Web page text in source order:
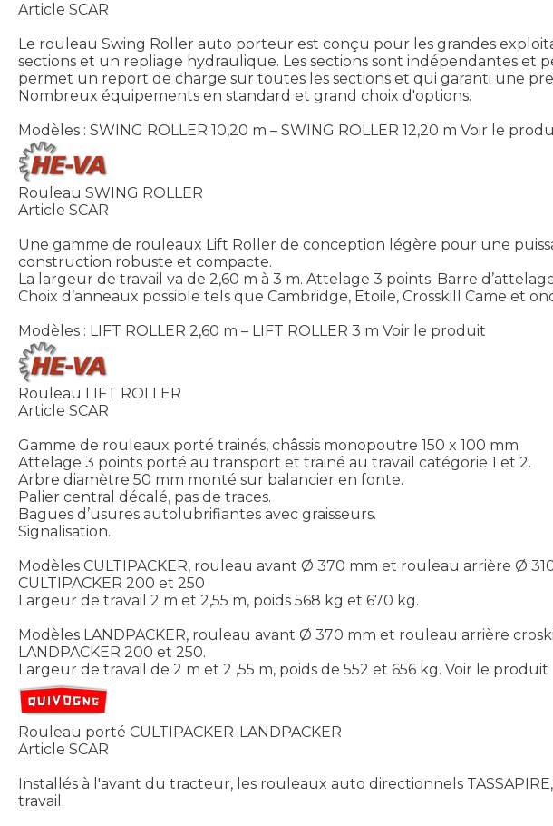
Article SCAR
Le rouleau Swing Roller auto porteur est conçu pour les grandes
sections et un repliage hydraulique. Les sections sont indépendantes et
permet un report de charge sur toutes les sections et qui garanti une
Nombreux équipements en standard et grand choix d'options.
Modèles : SWING ROLLER 10,20 m – SWING ROLLER 12,20 m Voir le
Rouleau SWING ROLLER
Article SCAR
Une gamme de rouleaux Lift Roller de conception légère pour une
construction robuste et compacte.
La largeur de travail va de 2,60 m à 3 m. Attelage 3 points. Barre
Choix d’anneaux possible tels que Cambridge, Etoile, Crosskill Came et
Modèles : LIFT ROLLER 2,60 m – LIFT ROLLER 3 m Voir le produit
Rouleau LIFT ROLLER
Article SCAR
Gamme de rouleaux porté trainés, châssis monopoutre 150 x 100 mm
Attelage 3 points porté au transport et trainé au travail catégorie 1 et 2.
Arbre diamètre 50 mm monté sur balancier en fonte.
Palier central décalé, pas de traces.
Bagues d’usures autolubrifiantes avec graisseurs.
Signalisation.
Modèles CULTIPACKER, rouleau avant Ø 370 mm et rouleau arrière Ø
CULTIPACKER 200 et 250
Largeur de travail 2 m et 2,55 m, poids 568 kg et 670 kg.
Modèles LANDPACKER, rouleau avant Ø 370 mm et rouleau arrière
LANDPACKER 200 et 250.
Largeur de travail de 2 m et 2 ,55 m, poids de 552 et 656 kg. Voir le produit
Rouleau porté CULTIPACKER-LANDPACKER
Article SCAR
Installés à l'avant du tracteur, les rouleaux auto directionnels
travail.